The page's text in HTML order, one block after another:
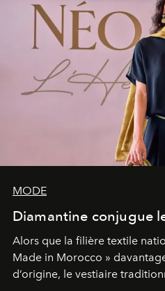
MODE
Diamantine conjugue
Alors que la filière textile
Made in Morocco »
d’origine, le vestiaire